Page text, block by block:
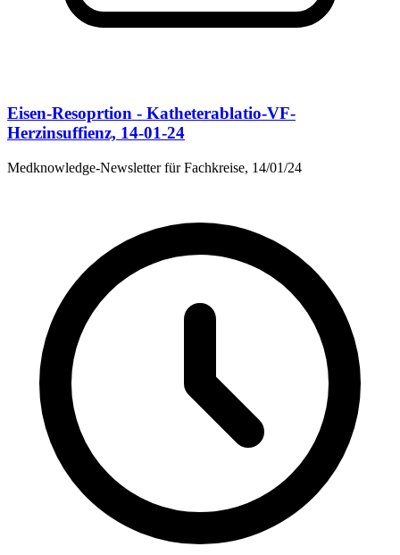
Eisen-Resoprtion - Katheterablatio-VF-
Herzinsuffienz, 14-01-24
Medknowledge-Newsletter für Fachkreise, 14/01/24